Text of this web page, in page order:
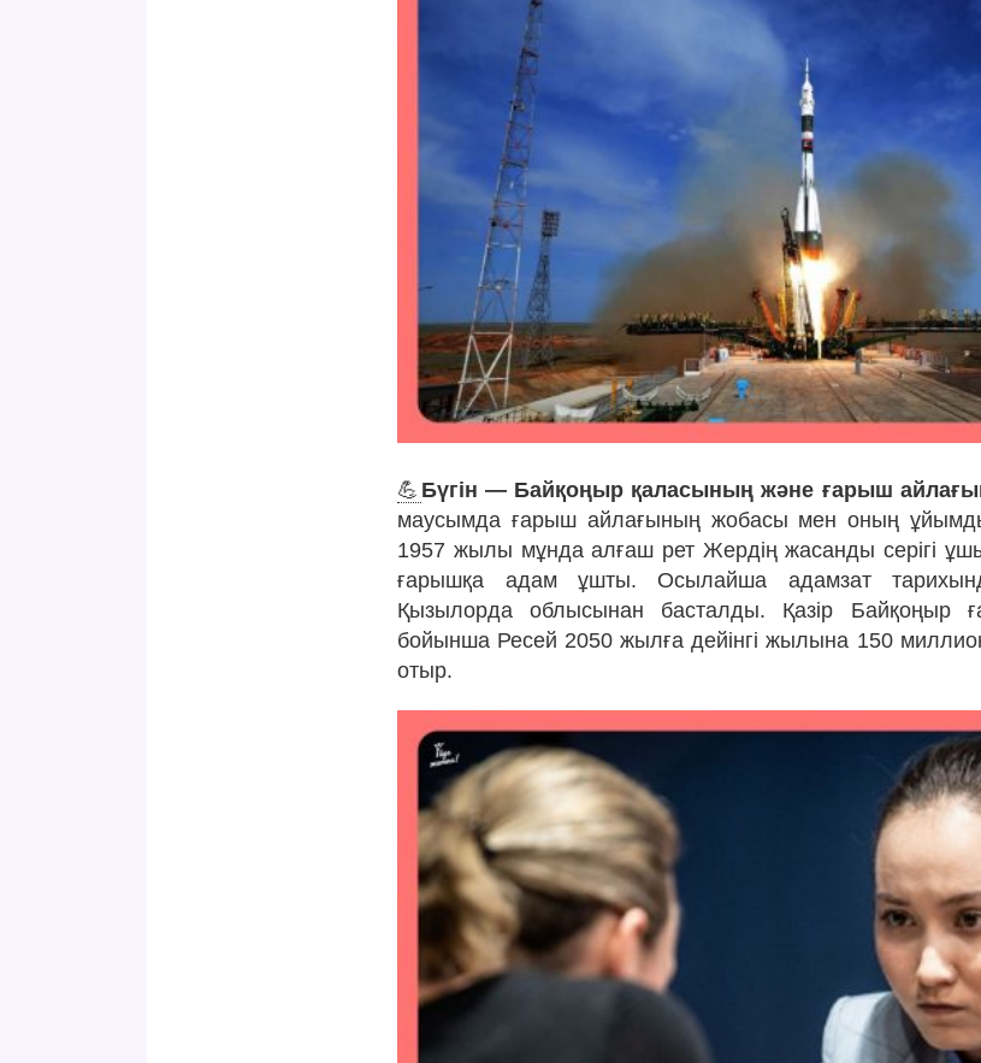
💪 Бүгін — Байқоңыр қаласының және ғарыш
маусымда ғарыш айлағының жобасы мен оның
1957 жылы мұнда алғаш рет Жердің жасанды серігі
ғарышқа адам ұшты. Осылайша адамзат
Қызылорда облысынан басталды. Қазір Байқоңыр
бойынша Ресей 2050 жылға дейінгі жылына 150
отыр.